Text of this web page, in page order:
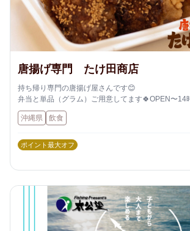
唐揚げ専門 たけ田商店
持ち帰り専門の唐揚げ屋さんです😊
弁当と単品（グラム）ご用意してます🍀OPEN〜14
定で玉子スープがセルフサービスです✨
沖縄県
飲食
ポイント最大オフ